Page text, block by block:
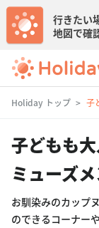
行きたい
地図で確
Holiday トップ 子
子どもも
ミューズ
お馴染みのカップ
のできるコーナー